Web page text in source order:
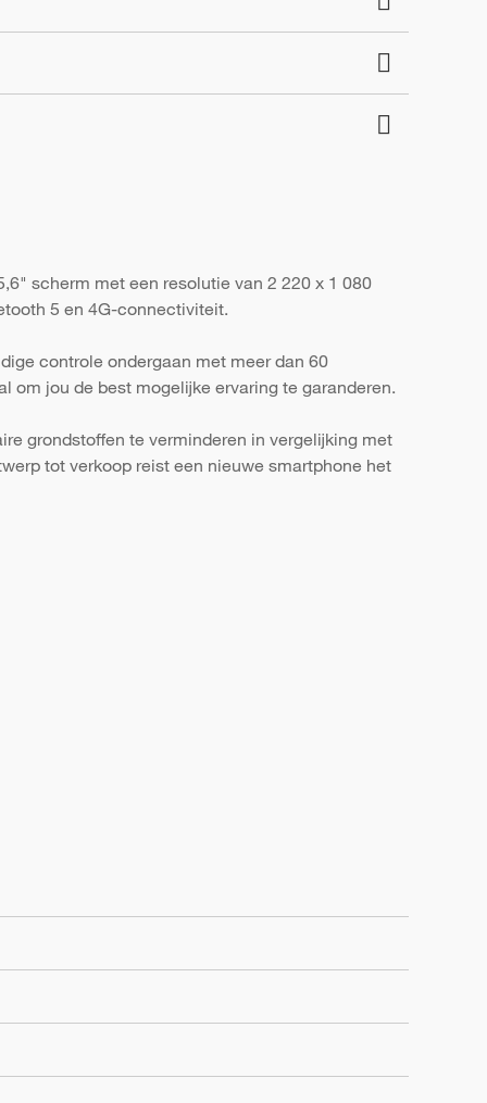
scherm met een resolutie van 2 220 x 1 080
5 en 4G-connectiviteit.
controle ondergaan met meer dan 60
om jou de best mogelijke ervaring te garanderen.
grondstoffen te verminderen in vergelijking met
tot verkoop reist een nieuwe smartphone het